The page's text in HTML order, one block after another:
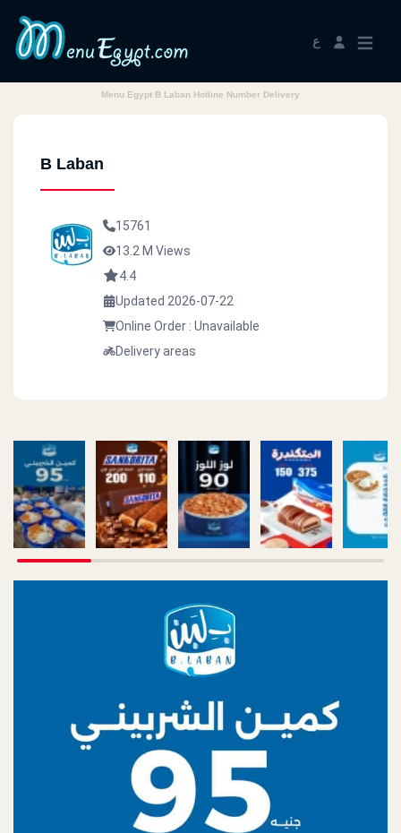
ع
Menu Egypt B Laban Hotline Number Delivery
B Laban
15761
13.2 M Views
4.4
Updated 2026-07-22
Online Order : Unavailable
Delivery areas